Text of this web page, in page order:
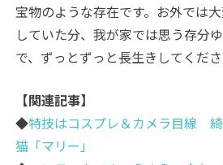
宝物のような存在です。お外では
していた分、我が家では思う存分
で、ずっとずっと長生きしてくださ
【関連記事】
◆特技はコスプレ＆カメラ目線
猫「マリー」